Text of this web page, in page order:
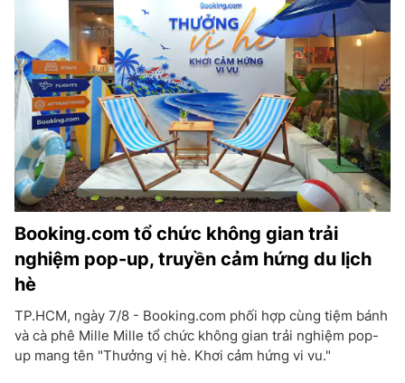
Booking.com tổ chức không gian trải
nghiệm pop-up, truyền cảm hứng du lịch
hè
TP.HCM, ngày 7/8 - Booking.com phối hợp cùng tiệm bánh
và cà phê Mille Mille tổ chức không gian trải nghiệm pop-
up mang tên "Thưởng vị hè. Khơi cảm hứng vi vu."